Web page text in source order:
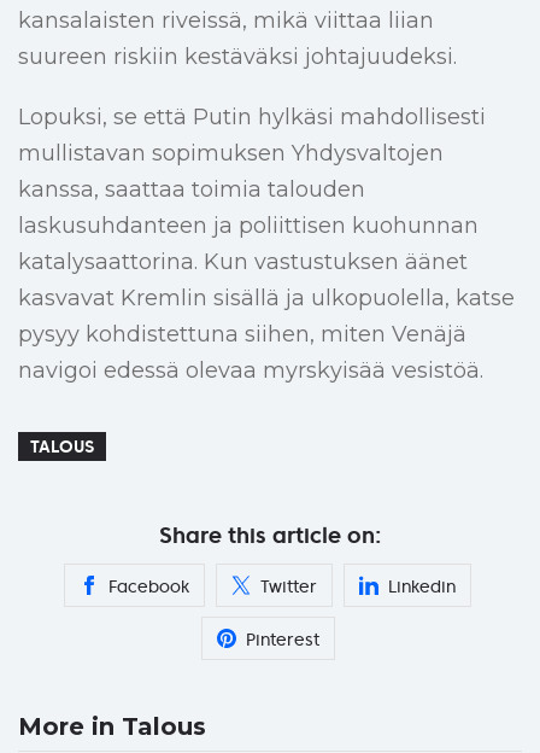
kansalaisten riveissä, mikä viittaa liian
suureen riskiin kestäväksi johtajuudeksi.
Lopuksi, se että Putin hylkäsi mahdollisesti
mullistavan sopimuksen Yhdysvaltojen
kanssa, saattaa toimia talouden
laskusuhdanteen ja poliittisen kuohunnan
katalysaattorina. Kun vastustuksen äänet
kasvavat Kremlin sisällä ja ulkopuolella, katse
pysyy kohdistettuna siihen, miten Venäjä
navigoi edessä olevaa myrskyisää vesistöä.
TALOUS
Share this article on:
Facebook Twitter Linkedin
Pinterest
More in Talous